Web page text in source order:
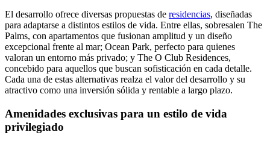
El desarrollo ofrece diversas propuestas de residencias, diseñadas
para adaptarse a distintos estilos de vida. Entre ellas, sobresalen The
Palms, con apartamentos que fusionan amplitud y un diseño
excepcional frente al mar; Ocean Park, perfecto para quienes
valoran un entorno más privado; y The O Club Residences,
concebido para aquellos que buscan sofisticación en cada detalle.
Cada una de estas alternativas realza el valor del desarrollo y su
atractivo como una inversión sólida y rentable a largo plazo.
Amenidades exclusivas para un estilo de vida
privilegiado